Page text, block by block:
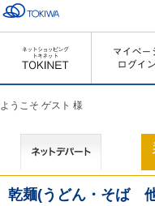
ようこそ ゲスト 様
乾麺(うどん・そば 他